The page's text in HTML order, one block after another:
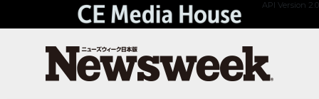
API Version 2.0